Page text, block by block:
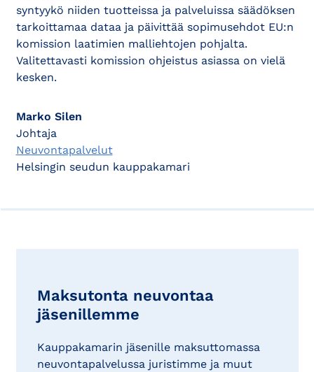
syntyykö niiden tuotteissa ja palveluissa säädöksen
tarkoittamaa dataa ja päivittää sopimusehdot EU:n
komission laatimien malliehtojen pohjalta.
Valitettavasti komission ohjeistus asiassa on vielä
kesken.
Marko Silen
Johtaja
Neuvontapalvelut
Helsingin seudun kauppakamari
Maksutonta neuvontaa
jäsenillemme
Kauppakamarin jäsenille maksuttomassa
neuvontapalvelussa juristimme ja muut